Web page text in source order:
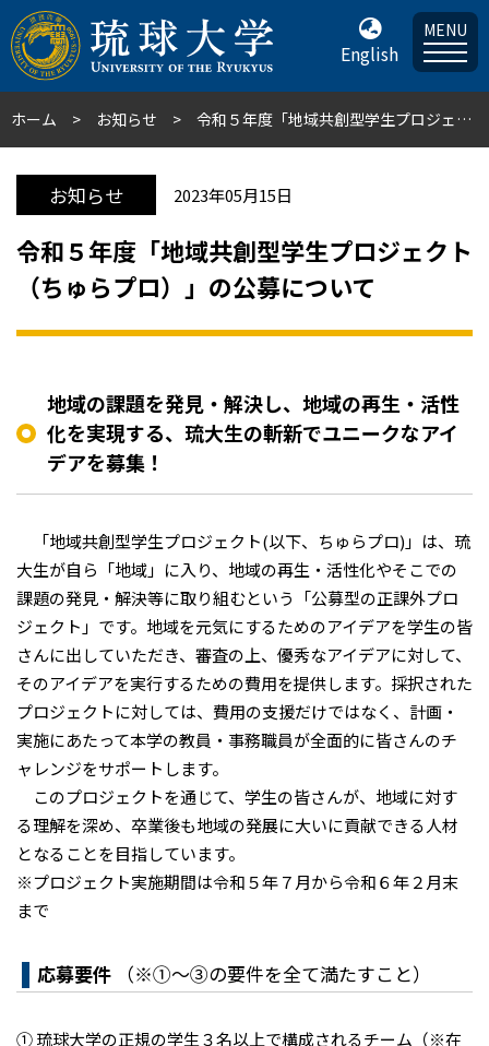
English
MENU
ホーム お知らせ 令和５年度「地域共創型学生プロジェクト（ちゅらプロ）」の公募について
お知らせ 2023年05月15日
令和５年度「地域共創型学生プロジェクト
（ちゅらプロ）」の公募について
地域の課題を発見・解決し、地域の再生・活性
化を実現する、琉大生の斬新でユニークなアイ
デアを募集！
「地域共創型学生プロジェクト(以下、ちゅらプロ)」は、琉
大生が自ら「地域」に入り、地域の再生・活性化やそこでの
課題の発見・解決等に取り組むという「公募型の正課外プロ
ジェクト」です。地域を元気にするためのアイデアを学生の皆
さんに出していただき、審査の上、優秀なアイデアに対して、
そのアイデアを実行するための費用を提供します。採択された
プロジェクトに対しては、費用の支援だけではなく、計画・
実施にあたって本学の教員・事務職員が全面的に皆さんのチ
ャレンジをサポートします。
このプロジェクトを通じて、学生の皆さんが、地域に対す
る理解を深め、卒業後も地域の発展に大いに貢献できる人材
となることを目指しています。
※プロジェクト実施期間は令和５年７月から令和６年２月末
まで
応募要件 （※①～③の要件を全て満たすこと）
① 琉球大学の正規の学生３名以上で構成されるチーム（※在